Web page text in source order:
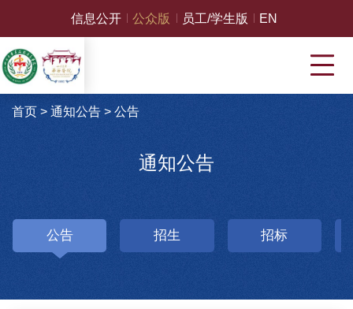
信息公开 公众版 员工/学生版 EN
首页 > 通知公告> 公告
通知公告
公告 招生 招标